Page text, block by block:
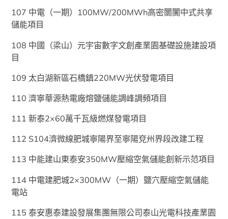
107 中電（一期）100MW/200MWh高密闤闠中式共享
儲能項目
108 中國（梁山）元宇宙數字文創產業園基礎設施建設項
目
109 太白湖新區石橋鎮220MW光伏發電項目
110 濟寧華源熱電廠熔鹽儲能調峰調頻項目
111 新泰2×60萬千瓦級燃煤發電項目
112 S104濟微線肥城寧陽界至寧陽兗州界段改建工程
113 中能建山東泰安350MW壓縮空氣儲能創新示范項目
114 中電建肥城2×300MW（一期）鹽穴壓縮空氣儲能
電站
115 泰安惠泰建設發展集團無限公司泰山光電科技產業園